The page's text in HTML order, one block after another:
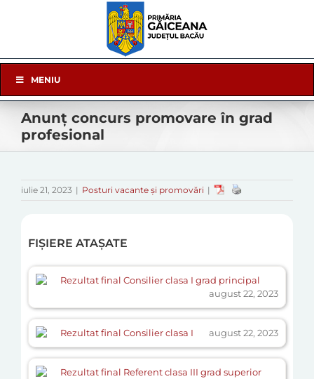
Navigation
MENIU
Anunț concurs promovare în grad
profesional
iulie 21, 2023 | Posturi vacante și promovări |
FIȘIERE ATAȘATE
Rezultat final Consilier clasa I grad principal
august 22, 2023
Rezultat final Consilier clasa I august 22, 2023
Rezultat final Referent clasa III grad superior